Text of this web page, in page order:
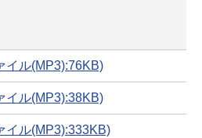
イル(MP3):76KB)
イル(MP3):38KB)
イル(MP3):333KB)